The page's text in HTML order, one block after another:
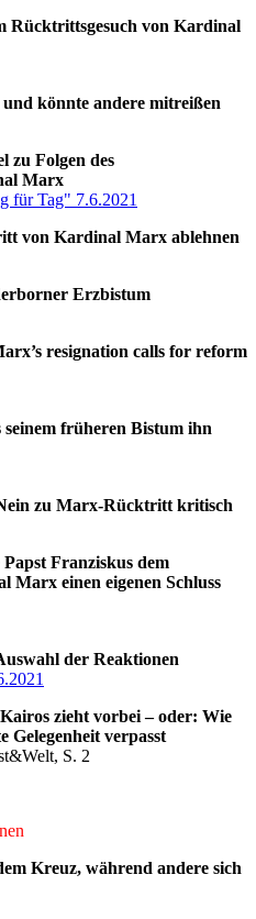
Rücktrittsgesuch von Kardinal
könnte andere mitreißen
zu Folgen des
Marx
für Tag" 7.6.2021
von Kardinal Marx ablehnen
Erzbistum
resignation calls for reform
früheren Bistum ihn
zu Marx-Rücktritt kritisch
Papst Franziskus dem
Marx einen eigenen Schluss
der Reaktionen
zieht vorbei – oder: Wie
Gelegenheit verpasst
S. 2
Kreuz, während andere sich